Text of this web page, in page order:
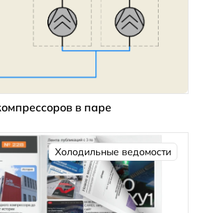
в паре
Холодильные ведомости